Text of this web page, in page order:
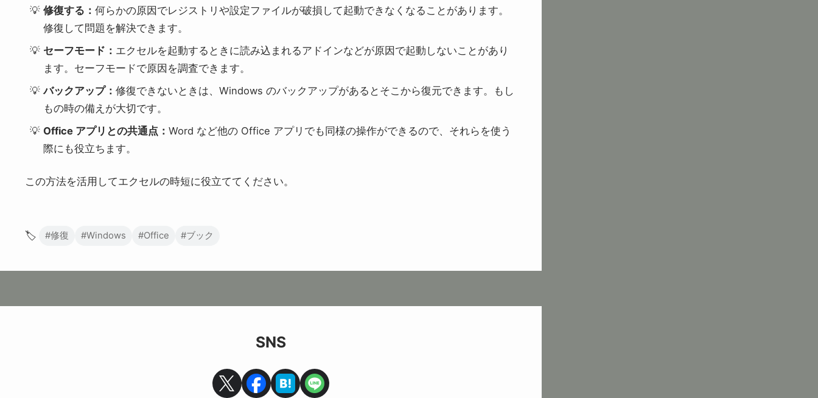
修復する： 何らかの原因でレジストリや設定ファイルが破損して起動できなくなることがあります。
修復して問題を解決できます。
セーフモード： エクセルを起動するときに読み込まれるアドインなどが原因で起動しないことがあり
ます。セーフモードで原因を調査できます。
バックアップ： 修復できないときは、Windows のバックアップがあるとそこから復元できます。もし
もの時の備えが大切です。
Office アプリとの共通点： Word など他の Office アプリでも同様の操作ができるので、それらを使う
際にも役立ちます。
この方法を活用してエクセルの時短に役立ててください。
🏷️ #修復 #Windows #Office #ブック
SNS